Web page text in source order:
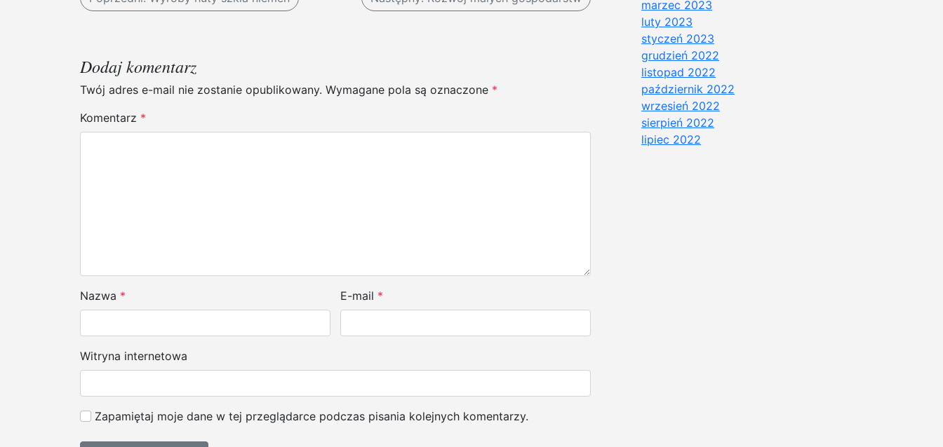
i
g
a
i
s
u
Dodaj komentarz
Twój adres e-mail nie zostanie opublikowany. Wymagane pola są oznaczone *
Komentarz *
Nazwa * E-mail *
Witryna internetowa
Zapamiętaj moje dane w tej przeglądarce podczas pisania kolejnych komentarzy.
marzec 2023
luty 2023
styczeń 2023
grudzień 2022
listopad 2022
październik 2022
wrzesień 2022
sierpień 2022
lipiec 2022